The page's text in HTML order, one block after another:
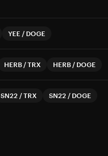
YEE / DOGE
HERB /TRX HERB / DOGE
SN22 /TRX SN22 / DOGE